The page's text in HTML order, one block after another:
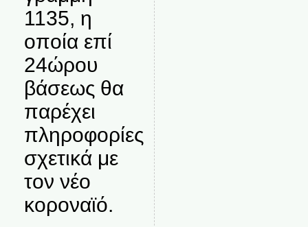
1135, η
οποία επί
24ώρου
βάσεως θα
παρέχει
πληροφορίες
σχετικά με
τον νέο
κοροναϊό.